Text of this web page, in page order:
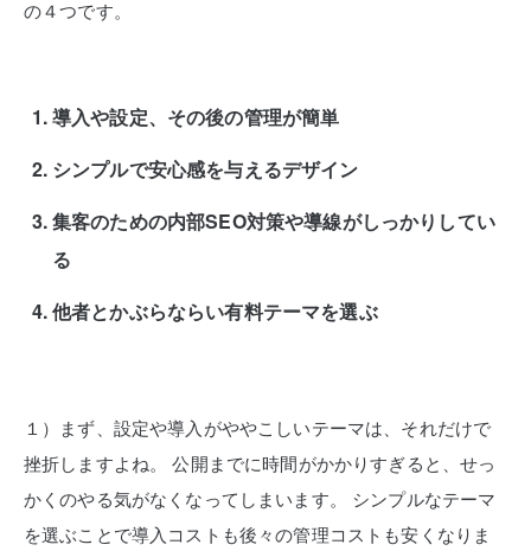
の４つです。
導入や設定、その後の管理が簡単
シンプルで安心感を与えるデザイン
集客のための内部SEO対策や導線がしっかりしてい
る
他者とかぶらならい有料テーマを選ぶ
１）まず、設定や導入がややこしいテーマは、それだけで
挫折しますよね。
公開までに時間がかかりすぎると、せっ
かくのやる気がなくなってしまいます。
シンプルなテーマ
を選ぶことで導入コストも後々の管理コストも安くなりま